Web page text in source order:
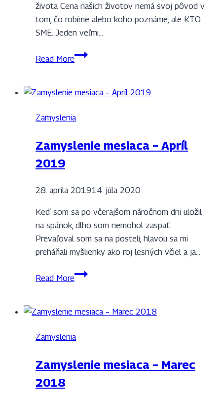
života Cena našich životov nemá svoj pôvod v
tom, čo robíme alebo koho poznáme, ale KTO
SME. Jeden veľmi…
Read MoreZamyslenie
Júl
Zamyslenia
Zamyslenie mesiaca – Apríl
2019
28. apríla 201914. júla 2020
Keď som sa po včerajšom náročnom dni uložil
na spánok, dlho som nemohol zaspať.
Prevaľoval som sa na posteli, hlavou sa mi
preháňali myšlienky ako roj lesných včiel a ja…
Read MoreZamyslenie
Apríl
Zamyslenia
Zamyslenie mesiaca – Marec
2018